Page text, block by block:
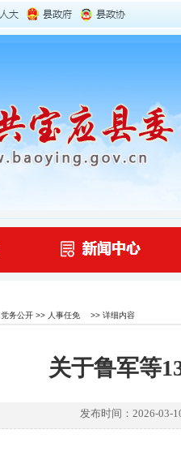
党务公开>> 人事任免 >> 详细内容
关于鲁军等
发布时间：2026-03-